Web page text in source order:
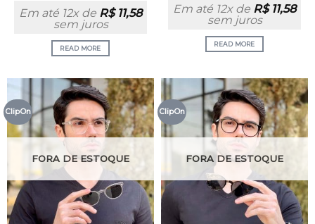
Em até 12x de R$11,58
sem juros
READ MORE
Em até 12x de R$11,58
sem juros
READ MORE
ClipOn
FORA DE ESTOQUE
ClipOn
FORA DE ESTOQUE